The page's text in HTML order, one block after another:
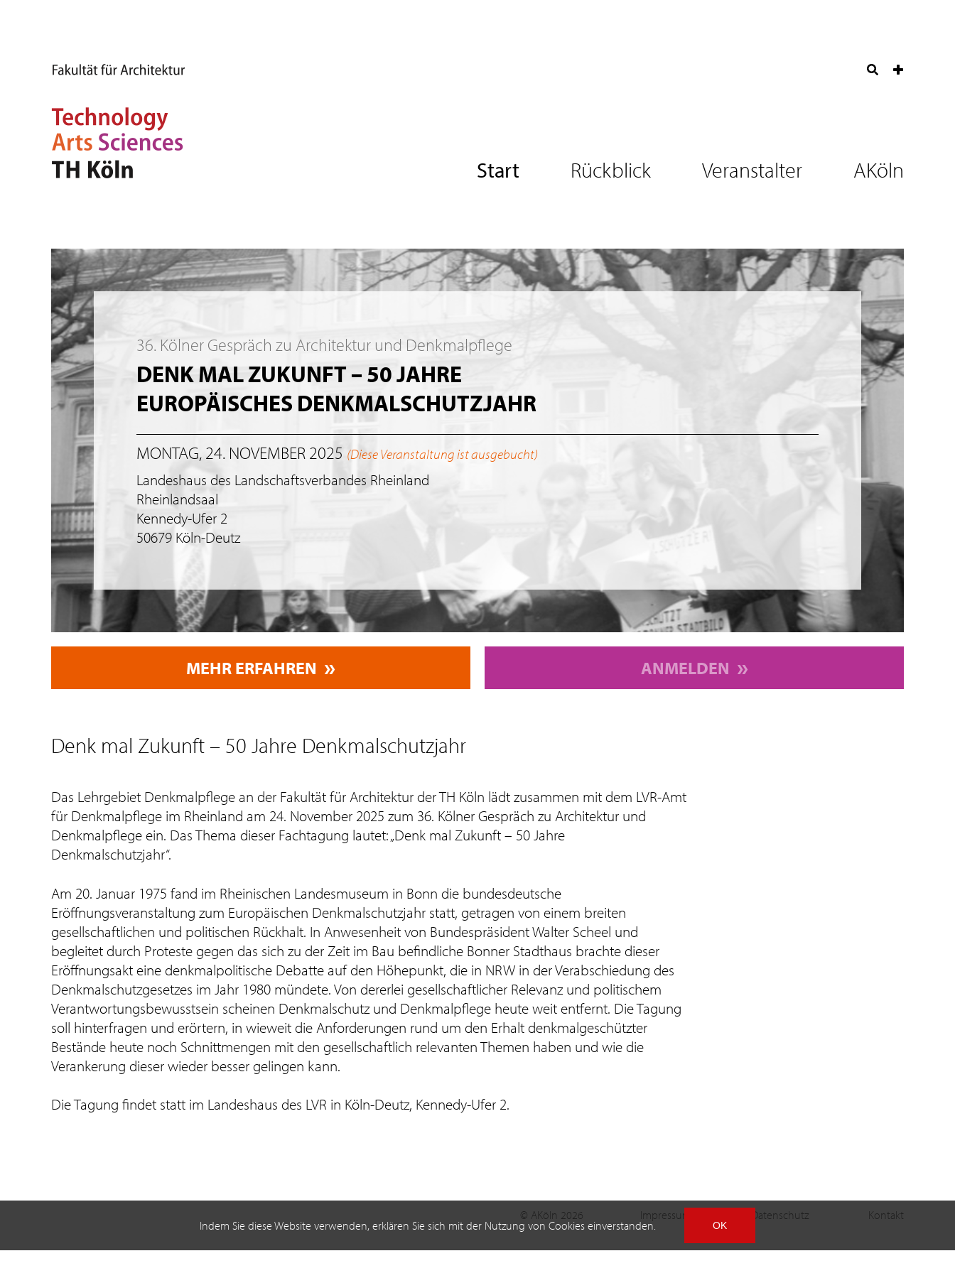
Indem Sie diese Website verwenden, erklären Sie sich mit der Nutzung von Cookies einverstanden. OK
Start Rückblick Veranstalter AKöln
36. Kölner Gespräch zu Architektur und Denkmalpflege
DENK MAL ZUKUNFT – 50 JAHRE
EUROPÄISCHES DENKMALSCHUTZJAHR
MONTAG, 24. NOVEMBER 2025 (Diese Veranstaltung ist ausgebucht)
Landeshaus des Landschaftsverbandes Rheinland
Rheinlandsaal
Kennedy-Ufer 2
50679 Köln-Deutz
MEHR ERFAHREN ANMELDEN
Denk mal Zukunft – 50 Jahre Denkmalschutzjahr
Das Lehrgebiet Denkmalpflege an der Fakultät für Architektur der TH Köln lädt zusammen mit dem LVR-Amt
für Denkmalpflege im Rheinland am 24. November 2025 zum 36. Kölner Gespräch zu Architektur und
Denkmalpflege ein. Das Thema dieser Fachtagung lautet: „Denk mal Zukunft – 50 Jahre
Denkmalschutzjahr“.
Am 20. Januar 1975 fand im Rheinischen Landesmuseum in Bonn die bundesdeutsche
Eröffnungsveranstaltung zum Europäischen Denkmalschutzjahr statt, getragen von einem breiten
gesellschaftlichen und politischen Rückhalt. In Anwesenheit von Bundespräsident Walter Scheel und
begleitet durch Proteste gegen das sich zu der Zeit im Bau befindliche Bonner Stadthaus brachte dieser
Eröffnungsakt eine denkmalpolitische Debatte auf den Höhepunkt, die in NRW in der Verabschiedung des
Denkmalschutzgesetzes im Jahr 1980 mündete. Von dererlei gesellschaftlicher Relevanz und politischem
Verantwortungsbewusstsein scheinen Denkmalschutz und Denkmalpflege heute weit entfernt. Die Tagung
soll hinterfragen und erörtern, in wieweit die Anforderungen rund um den Erhalt denkmalgeschützter
Bestände heute noch Schnittmengen mit den gesellschaftlich relevanten Themen haben und wie die
Verankerung dieser wieder besser gelingen kann.
Die Tagung findet statt im Landeshaus des LVR in Köln-Deutz, Kennedy-Ufer 2.
© AKöln 2026 Impressum Datenschutz Kontakt